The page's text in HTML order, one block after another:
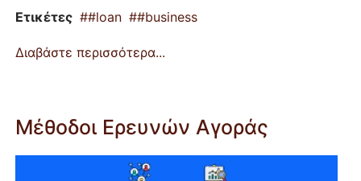
Ετικέτες #loan #business
Διαβάστε περισσότερα...
Μέθοδοι Ερευνών Αγοράς